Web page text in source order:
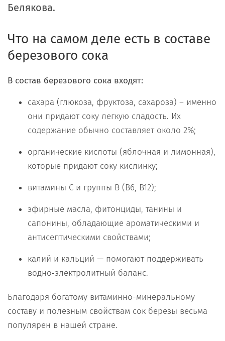
Белякова.
Что на самом деле есть в составе
березового сока
В состав березового сока входят:
сахара (глюкоза, фруктоза, сахароза) – именно
они придают соку легкую сладость. Их
содержание обычно составляет около 2%;
органические кислоты (яблочная и лимонная),
которые придают соку кислинку;
витамины C и группы B (B6, B12);
эфирные масла, фитонциды, танины и
сапонины, обладающие ароматическими и
антисептическими свойствами;
калий и кальций — помогают поддерживать
водно‑электролитный баланс.
Благодаря богатому витаминно-минеральному
составу и полезным свойствам сок березы весьма
популярен в нашей стране.